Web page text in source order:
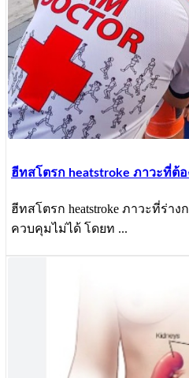
ฮีทสโตรก heatstroke ภาวะที่ต้
ฮีทสโตรก heatstroke ภาวะที่ร่า
ควบคุมไม่ได้ โดยท ...